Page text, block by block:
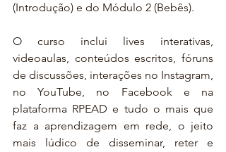
(Introdução) e do Módulo 2 (Bebês).
O curso inclui lives interativas,
videoaulas, conteúdos escritos, fóruns
de discussões, interações no Instagram,
no YouTube, no Facebook e na
plataforma RPEAD e tudo o mais que
faz a aprendizagem em rede, o jeito
mais lúdico de disseminar, reter e